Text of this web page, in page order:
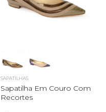
SAPATILHAS
Sapatilha Em Couro Com
Recortes